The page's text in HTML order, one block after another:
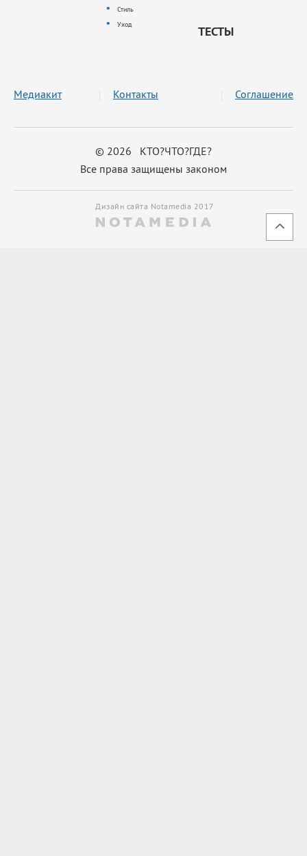
Стиль
Уход
ТЕСТЫ
© 2026 КТО?ЧТО?ГДЕ?
Все права защищены законом
Медиакит Контакты Соглашение
Дизайн сайта Notamedia 2017